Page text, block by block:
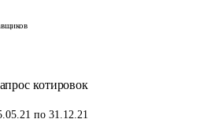
котировок
по 31.12.21